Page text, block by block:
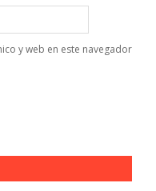
y web en este navegador